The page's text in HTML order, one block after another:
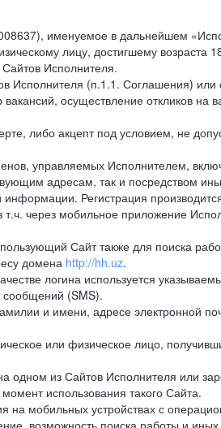
именуемое в дальнейшем
лицу, достигшему возраста
Сайтов Исполнителя.
Исполнителя (п.1.1. Соглашения)
осуществление откликов на
либо акцепт под условием, не
управляемых Исполнителем,
адресам, так и посредством
Регистрация
через мобильное приложение
Сайт также для поиска
домена http://hh.uz.
логина используется
сообщений (SMS).
и имени, адресе электронной
или физическое лицо,
из Сайтов Исполнителя или
использования такого Сайта.
мобильных устройствах с
возможность поиска работы и